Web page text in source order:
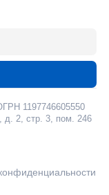
1197746605550
д. 2, стр. 3, пом. 246